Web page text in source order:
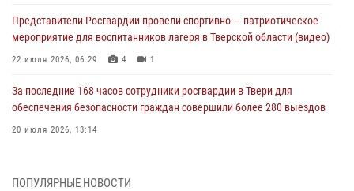
Представители Росгвардии провели спортивно — патриотическое
мероприятие для воспитанников лагеря в Тверской области (видео)
22 июля 2026, 06:29 4 1
За последние 168 часов сотрудники росгвардии в Твери для
обеспечения безопасности граждан совершили более 280 выездов
20 июля 2026, 13:14
Росгвардии подвели итоги за первое полугодие 2026 года
ПОПУЛЯРНЫЕ НОВОСТИ